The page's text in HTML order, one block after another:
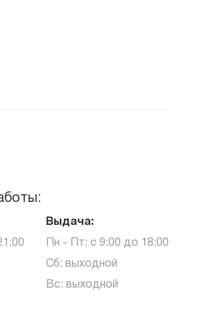
Выдача:
Пн - Пт: с 9:00 до 18:00
Сб: выходной
Вс: выходной